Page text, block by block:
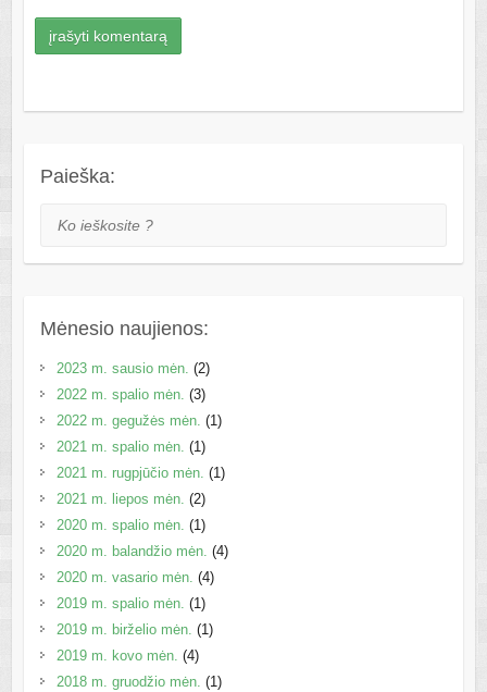
Paieška:
Ko ieškosite ?
Mėnesio naujienos:
2023 m. sausio mėn. (2)
2022 m. spalio mėn. (3)
2022 m. gegužės mėn. (1)
2021 m. spalio mėn. (1)
2021 m. rugpjūčio mėn. (1)
2021 m. liepos mėn. (2)
2020 m. spalio mėn. (1)
2020 m. balandžio mėn. (4)
2020 m. vasario mėn. (4)
2019 m. spalio mėn. (1)
2019 m. birželio mėn. (1)
2019 m. kovo mėn. (4)
2018 m. gruodžio mėn. (1)